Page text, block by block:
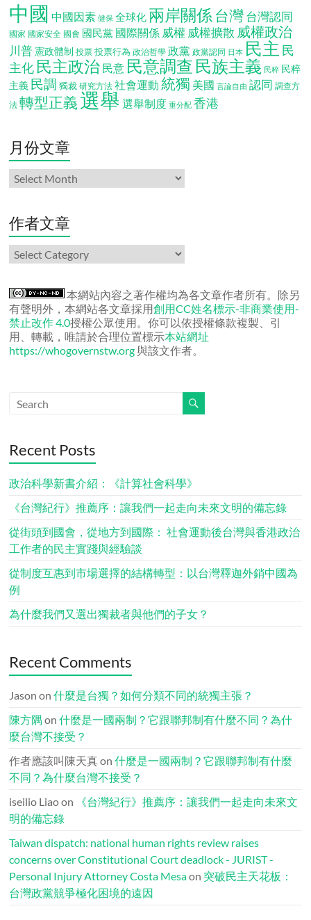
中國 中國因素 健保 全球化 兩岸關係 台灣台灣認同
國家 國家安全 國會 國民黨 國際關係 威權 威權擴散 威權政治
川普 憲政體制 投票 投票行為 政治哲學 政黨 政黨認同 日本 民主 民
主化 民主政治 民意 民意調查 民族主義 民粹 民粹
主義 民調 獨裁 研究方法 社會運動 統獨 美國 言論自由 認同 調查方
法 轉型正義 選舉 選舉制度 重分配 香港
月份文章
月
份
章
作者文章
作
者
章
本網站內容之著作權均為各文章作者所有。除另
有聲明外，本網站各文章採用創用CC姓名標示-非商業使用-
禁止改作 4.0授權公眾使用。你可以依授權條款複製、引
用、轉載，唯請於合理位置標示本站網址
https://whogovernstw.org與該文作者。
Recent Posts
政治科學新書介紹：《計算社會科學》
《台灣紀行》推薦序：讓我們一起走向未來文明的備忘錄
從街頭到國會，從地方到國際： 社會運動後台灣與香港政治
工作者的民主實踐與經驗談
從制度互惠到市場選擇的結構轉型：以台灣釋迦外銷中國為
例
為什麼我們又選出獨裁者與他們的子女？
Recent Comments
Jason on什麼是台獨？如何分類不同的統獨主張？
陳方隅 on什麼是一國兩制？它跟聯邦制有什麼不同？為什
麼台灣不接受？
作者應該叫陳天真on什麼是一國兩制？它跟聯邦制有什麼
不同？為什麼台灣不接受？
iseilio Liaoon
《台灣紀行》推薦序：讓我們一起走向未來文
明的備忘錄
Taiwan dispatch: national human rights review raises
concerns over Constitutional Court deadlock - JURIST -
Personal Injury Attorney Costa Mesaon 突破民主天花板：
台灣政黨競爭極化困境的遠因